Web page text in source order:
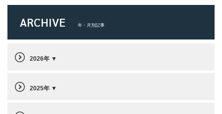
ARCHIVE 年・月別記事
2026年
2025年